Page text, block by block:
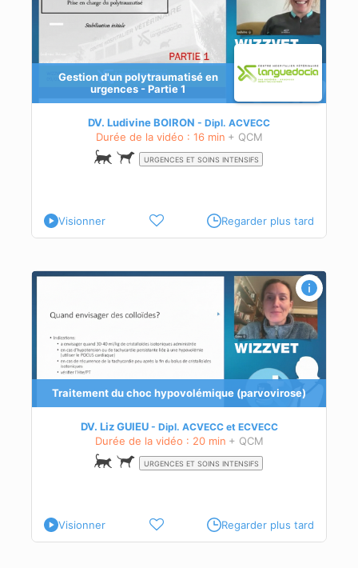
Gestion d'un polytraumatisé en
urgences - Partie 1
DV. Ludivine BOIRON Dipl. ACVECC
Durée de la vidéo : 16 min + QCM
URGENCES ET SOINS INTENSIFS
Visionner Regarder plus tard
Traitement du choc hypovolémique (parvovirose)
DV. Liz GUIEU Dipl. ACVECCet ECVECC
Durée de la vidéo : 20 min + QCM
URGENCES ET SOINS INTENSIFS
Visionner Regarder plus tard